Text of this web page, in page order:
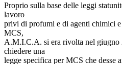
Proprio sulla base delle leggi
lavoro
privi di profumi e di agenti chimici
MCS,
A.M.I.C.A. si era rivolta nel giugno
chiedere una
legge specifica per MCS che desse